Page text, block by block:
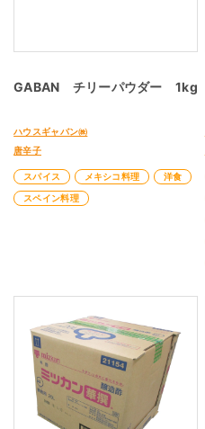
GABAN チリーパウダー 1kg
ハウスギャバン㈱
唐辛子
スパイス メキシコ料理
洋食
スペイン料理